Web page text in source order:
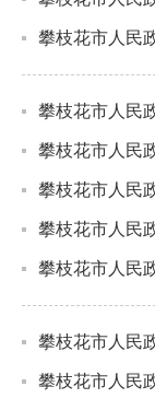
攀枝花市人民
攀枝花市人民
攀枝花市人民
攀枝花市人民
攀枝花市人民
攀枝花市人民
攀枝花市人民
攀枝花市人民